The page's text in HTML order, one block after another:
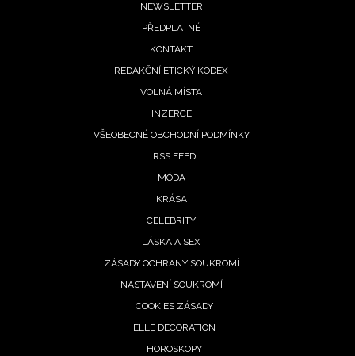
NEWSLETTER
PŘEDPLATNÉ
KONTAKT
REDAKČNÍ ETICKÝ KODEX
VOLNÁ MÍSTA
INZERCE
VŠEOBECNÉ OBCHODNÍ PODMÍNKY
RSS FEED
MÓDA
KRÁSA
CELEBRITY
LÁSKA A SEX
ZÁSADY OCHRANY SOUKROMÍ
NASTAVENÍ SOUKROMÍ
COOKIES ZÁSADY
ELLE DECORATION
HOROSKOPY